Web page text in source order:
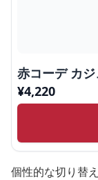
赤コーデ カ
¥4,220
個性的な切り替